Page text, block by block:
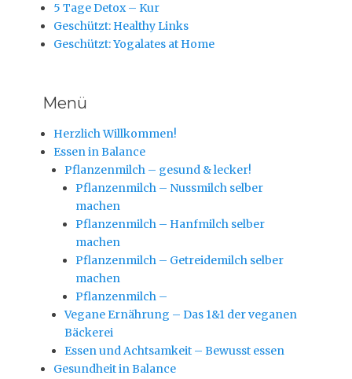
5 Tage Detox – Kur
Geschützt: Healthy Links
Geschützt: Yogalates at Home
Menü
Herzlich Willkommen!
Essen in Balance
Pflanzenmilch – gesund & lecker!
Pflanzenmilch – Nussmilch selber
machen
Pflanzenmilch – Hanfmilch selber
machen
Pflanzenmilch – Getreidemilch selber
machen
Pflanzenmilch –
Vegane Ernährung – Das 1&1 der veganen
Bäckerei
Essen und Achtsamkeit – Bewusst essen
Gesundheit in Balance